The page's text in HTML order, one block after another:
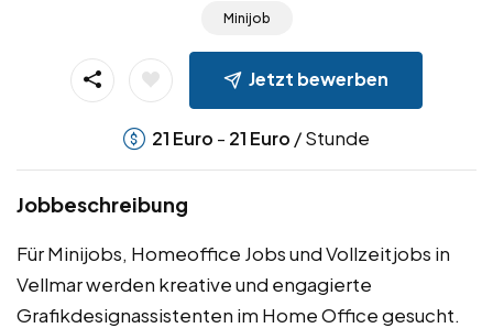
Minijob
Jetzt bewerben
21 Euro - 21 Euro / Stunde
Jobbeschreibung
Für Minijobs, Homeoffice Jobs und Vollzeitjobs in
Vellmar werden kreative und engagierte
Grafikdesignassistenten im Home Office gesucht.